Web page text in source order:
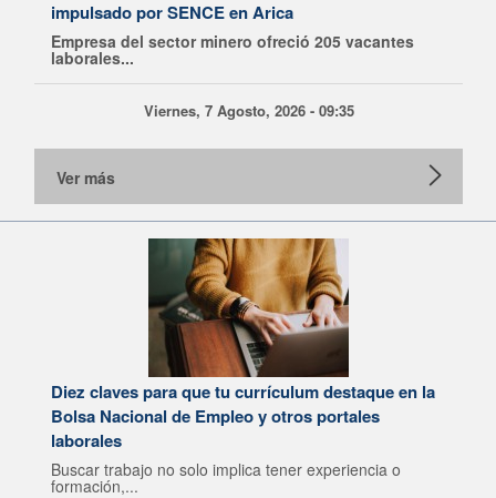
impulsado por SENCE en Arica
Empresa del sector minero ofreció 205 vacantes
laborales...
Viernes, 7 Agosto, 2026 - 09:35
Ver más
Diez claves para que tu currículum destaque en la
Bolsa Nacional de Empleo y otros portales
laborales
Buscar trabajo no solo implica tener experiencia o
formación,...